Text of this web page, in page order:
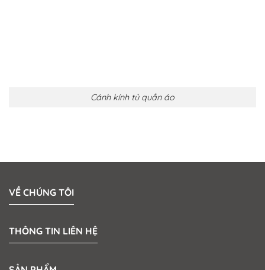
Cánh kính tủ quần áo
VỀ CHÚNG TÔI
THÔNG TIN LIÊN HỆ